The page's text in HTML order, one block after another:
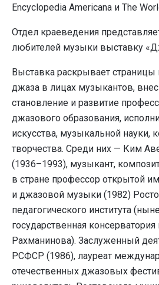
Encyclopedia Americana и The
Отдел краеведения
любителей музыки выставку
Выставка раскрывает страницы
джаза в лицах музыкантов,
становление и развитие
джазового образования,
искусства, музыкальной науки,
творчества. Среди них — Ким
(1936–1993), музыкант,
в стране профессор открытой
и джазовой музыки (1982)
педагогического института
государственная консерватория
Рахманинова). Заслуженный
РСФСР (1986), лауреат
отечественных джазовых